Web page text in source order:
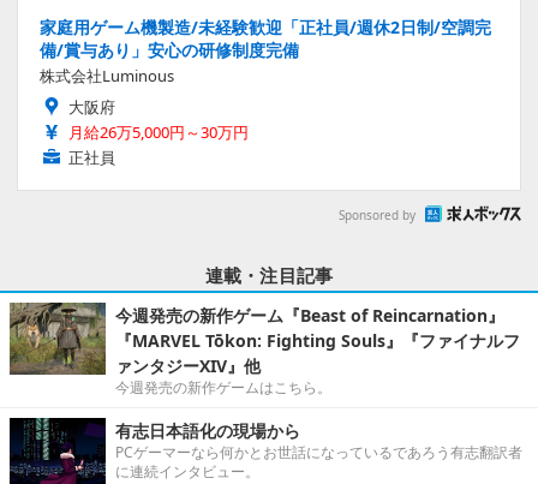
家庭用ゲーム機製造/未経験歓迎「正社員/週休2日制/空調完
備/賞与あり」安心の研修制度完備
株式会社Luminous
大阪府
月給26万5,000円～30万円
正社員
Sponsored by
連載・注目記事
今週発売の新作ゲーム『Beast of Reincarnation』
『MARVEL Tōkon: Fighting Souls』『ファイナルフ
ァンタジーXIV』他
今週発売の新作ゲームはこちら。
有志日本語化の現場から
PCゲーマーなら何かとお世話になっているであろう有志翻訳者
に連続インタビュー。